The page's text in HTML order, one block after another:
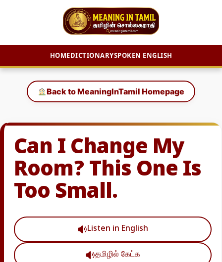
HOMEDICTIONARYSPOKEN ENGLISH
content
Back to MeaningInTamil Homepage
Can I Change My
Room? This One Is
Too Small.
Listen in English
தமிழில் கேட்க